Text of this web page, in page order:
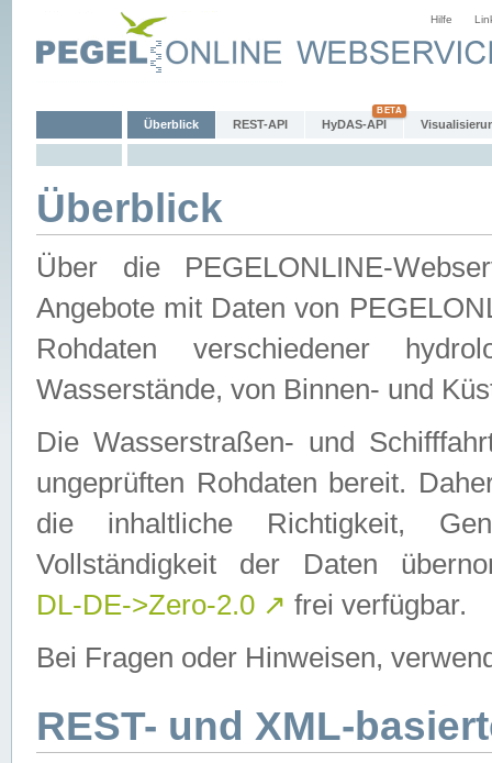
Hilfe
Überblick REST-API HyDAS-API
Überblick
Über die PEGELONLINE-
Angebote mit Daten von
Rohdaten verschiedener
Wasserstände, von Binnen- und
Die Wasserstraßen- und
ungeprüften Rohdaten bereit.
die inhaltliche Richtigkeit,
Vollständigkeit der Daten
DL-DE->Zero-2.0 ↗ frei verfügbar.
Bei Fragen oder Hinweisen,
REST- und XML-